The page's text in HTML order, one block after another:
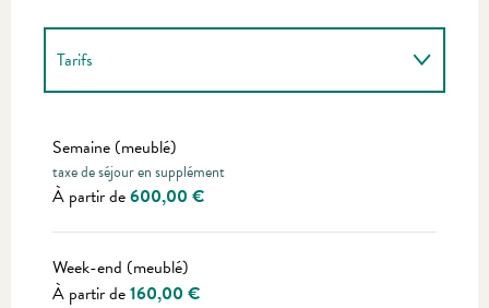
Tarifs
Semaine (meublé)
taxe de séjour en supplément
À partir de600,00 €
Week-end (meublé)
À partir de160,00 €